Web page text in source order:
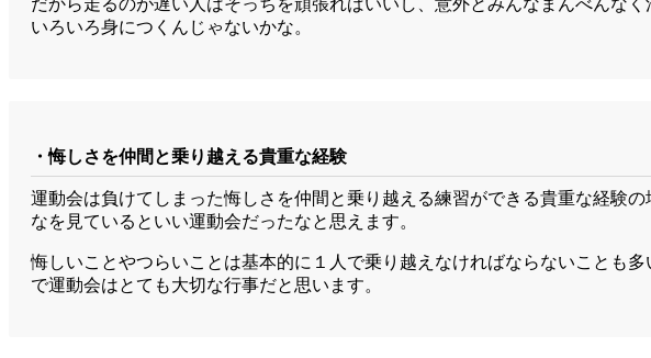
いろいろ身につくんじゃないかな。
・悔しさを仲間と乗り越える貴重な経験
運動会は負けてしまった悔しさを仲間と乗り越える練習ができる貴重な経験
なを見ているといい運動会だったなと思えます。
悔しいことやつらいことは基本的に１人で乗り越えなければならないことも
で運動会はとても大切な行事だと思います。